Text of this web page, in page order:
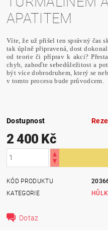
APATITEM
Víte, že už přišel ten správný čas
tak úplně připravená, dost
od teorie či příprav k akci?
chyb, zahoďte sebedůležitost a
být více dobrodruhem, který se
v tomto procesu bude průvodcem.
Dostupnost
2 400 Kč
KÓD PRODUKTU
KATEGORIE
Dotaz